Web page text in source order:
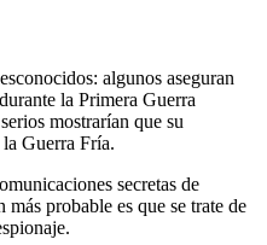
algunos aseguran
la Primera Guerra
mostrarían que su
Guerra Fría.
secretas de
probable es que se trate de